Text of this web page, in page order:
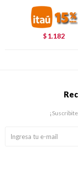
$ 1.182